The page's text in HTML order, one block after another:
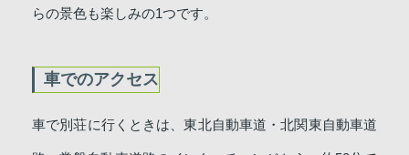
らの景色も楽しみの1つです。
車でのアクセス
車で別荘に行くときは、東北自動車道・北関東自動車道